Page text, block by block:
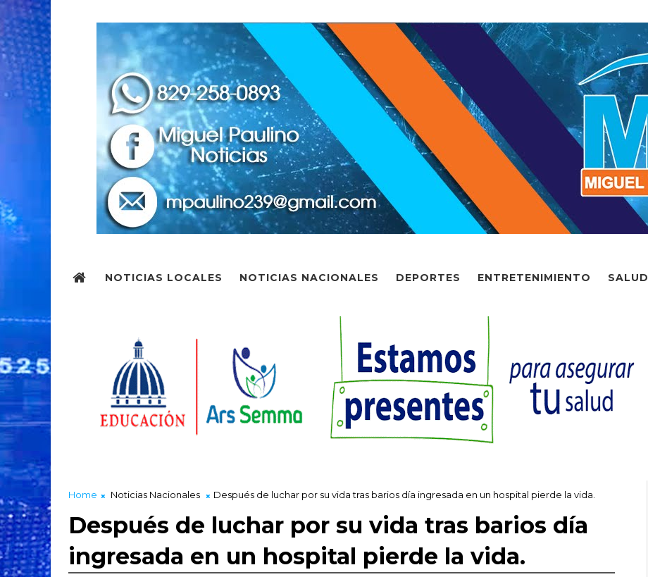
NOTICIAS LOCALES NOTICIAS NACIONALES DEPORTES ENTRETENIMIENTO SALUD
Home Noticias Nacionales Después de luchar por su vida tras barios día ingresada en un hospital pierde la vida.
Después de luchar por su vida tras barios día
ingresada en un hospital pierde la vida.